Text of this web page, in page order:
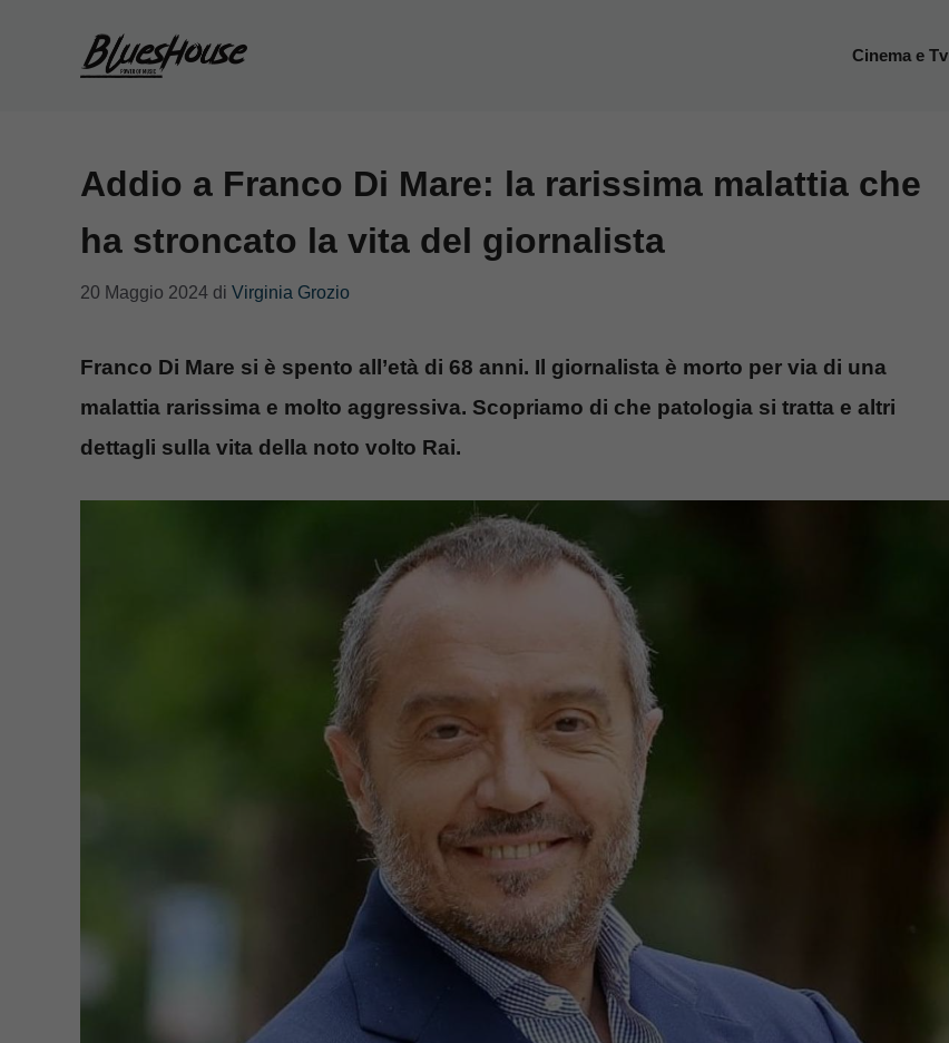
Cinema e Tv
Addio a Franco Di Mare: la rarissima malattia che
ha stroncato la vita del giornalista
20 Maggio 2024 di Virginia Grozio
Franco Di Mare si è spento all’età di 68 anni. Il giornalista è morto per via di una
malattia rarissima e molto aggressiva. Scopriamo di che patologia si tratta e altri
dettagli sulla vita della noto volto Rai.